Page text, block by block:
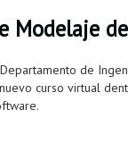
Modelaje
de
curso virtual